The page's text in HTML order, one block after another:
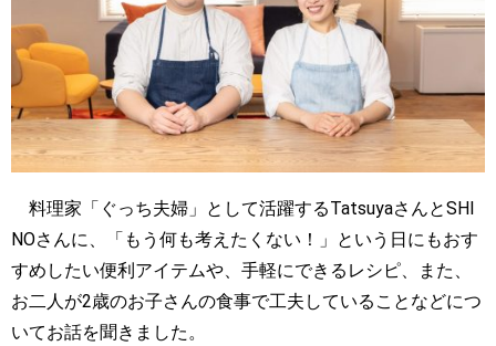
料理家「ぐっち夫婦」として活躍するTatsuyaさんとSHI
NOさんに、「もう何も考えたくない！」という日にもおす
すめしたい便利アイテムや、手軽にできるレシピ、また、
お二人が2歳のお子さんの食事で工夫していることなどにつ
いてお話を聞きました。